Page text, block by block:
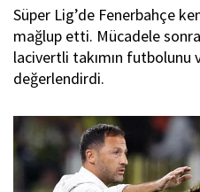
o
n
Süper Lig’de Fenerbahçe
mağlup etti. Mücadele
lacivertli takımın futbolunu
değerlendirdi.